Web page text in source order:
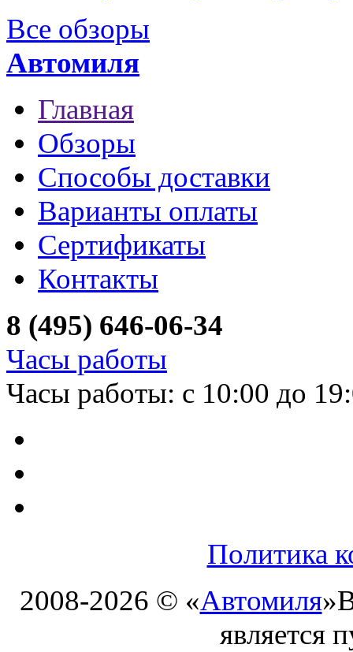
Все обзоры
Автомиля
Главная
Обзоры
Способы доставки
Варианты оплаты
Сертификаты
Контакты
8 (495) 646-06-34
Часы работы
Часы работы: с 10:00 до
Политика
2008-2026 © «Автомиля»
является